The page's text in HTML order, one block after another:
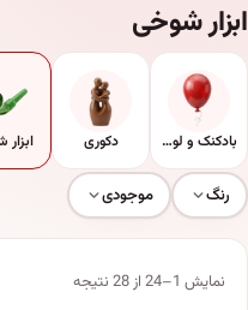
ابزار شوخی
بادکنک و لوازم جانبی دکوری
رنگ موجودی
نمایش 1–24 از 28 نتیجه